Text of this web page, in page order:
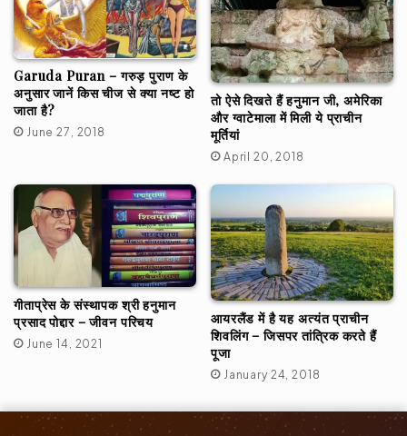
Garuda Puran – गरुड़ पुराण के
अनुसार जानें किस चीज से क्या नष्ट हो
जाता है?
June 27, 2018
तो ऐसे दिखते हैं हनुमान जी, अमेरिका
और ग्वाटेमाला में मिली ये प्राचीन
मूर्तियां
April 20, 2018
गीताप्रेस के संस्थापक श्री हनुमान
प्रसाद पोद्दार – जीवन परिचय
June 14, 2021
आयरलैंड में है यह अत्यंत प्राचीन
शिवलिंग – जिसपर तांत्रिक करते हैं
पूजा
January 24, 2018